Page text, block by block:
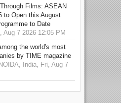
Films: ASEAN
to Open this August
to Date
Aug 7 2026 12:05 PM
the world's most
by TIME magazine
India, Fri, Aug 7